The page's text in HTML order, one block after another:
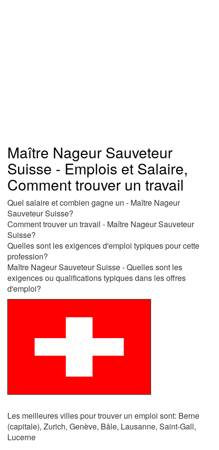
Maître Nageur Sauveteur
Suisse - Emplois et Salaire,
Comment trouver un travail
Quel salaire et combien gagne un - Maître Nageur
Sauveteur Suisse?
Comment trouver un travail - Maître Nageur Sauveteur
Suisse?
Quelles sont les exigences d'emploi typiques pour cette
profession?
Maître Nageur Sauveteur Suisse - Quelles sont les
exigences ou qualifications typiques dans les offres
d'emploi?
Les meilleures villes pour trouver un emploi sont: Berne
(capitale), Zurich, Genève, Bâle, Lausanne, Saint-Gall,
Lucerne